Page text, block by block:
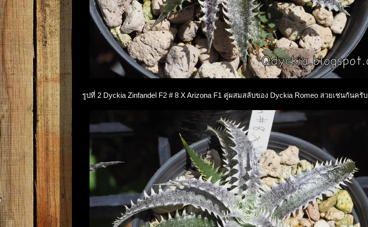
รูปที่ 2 Dyckia Zinfandel F2 # 8 X Arizona F1 คู่ผสมสลับของ Dyckia Romeo สวยเช่นกันครับ